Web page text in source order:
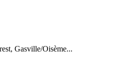
Gasville/Oisème...